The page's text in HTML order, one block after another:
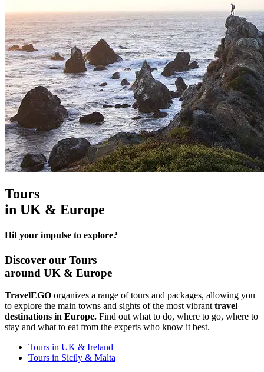
Tours
in UK & Europe
Hit your impulse to explore?
Discover our Tours
around UK & Europe
TravelEGO organizes a range of tours and packages, allowing you
to explore the main towns and sights of the most vibrant travel
destinations in Europe. Find out what to do, where to go, where to
stay and what to eat from the experts who know it best.
Tours in UK & Ireland
Tours in Sicily & Malta